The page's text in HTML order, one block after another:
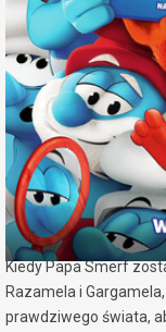
miejscowość:
Konin
adres:
Al. 1
data i godzina:
Info
Opis wydarzenia:
Ukochane Smerfy
Kiedy Papa Smerf
Razamela i
prawdziwego świata,